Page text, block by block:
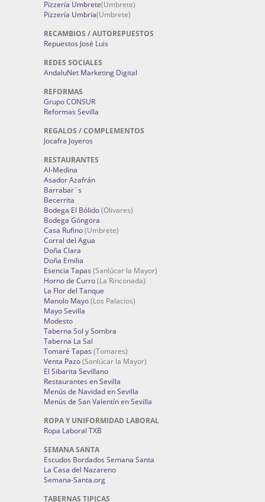
Pizzería Umbrete(Umbrete)
Pizzería Umbría(Umbrete)
RECAMBIOS / AUTOREPUESTOS
Repuestos José Luis
REDES SOCIALES
AndaluNet Marketing Digital
REFORMAS
Grupo CONSUR
Reformas Sevilla
REGALOS / COMPLEMENTOS
Jocafra Joyeros
RESTAURANTES
Al-Medina
Asador Azafrán
Barrabar´s
Becerrita
Bodega El Bólido(Olivares)
Bodega Góngora
Casa Rufino(Umbrete)
Corral del Agua
Doña Clara
Doña Emilia
Esencia Tapas (Sanlúcar la Mayor)
Horno de Curro(La Rinconada)
La Flor del Tanque
Manolo Mayo(Los Palacios)
Mayo Sevilla
Modesto
Taberna Sol y Sombra
Taberna La Sal
Tomaré Tapas (Tomares)
Venta Pazo(Sanlúcar la Mayor)
El Sibarita Sevillano
Restaurantes en Sevilla
Menús de Navidad en Sevilla
Menús de San Valentín en Sevilla
ROPA Y UNIFORMIDAD LABORAL
Ropa Laboral TXB
SEMANA SANTA
Escudos Bordados Semana Santa
La Casa del Nazareno
Semana-Santa.org
TABERNAS TIPICAS